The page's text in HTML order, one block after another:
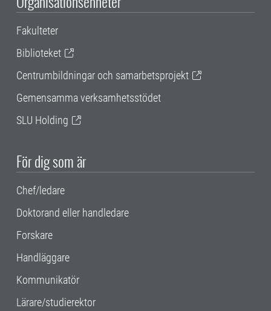
Fakulteter
Biblioteket
Centrumbildningar och samarbetsprojekt
Gemensamma verksamhetsstödet
SLU Holding
För dig som är
Chef/ledare
Doktorand eller handledare
Forskare
Handläggare
Kommunikatör
Lärare/studierektor